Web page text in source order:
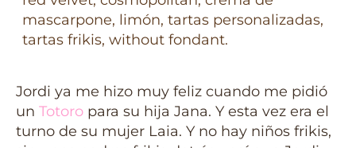
Jordi ya me hizo muy feliz cuando me pidió
un Totoro para su hija Jana. Y esta vez era el
turno de su mujer Laia. Y no hay niños frikis,